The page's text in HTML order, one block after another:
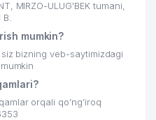
MIRZO-ULUG'BEK tumani,
B.
mumkin?
bizning veb-saytimizdagi
orqali qo’ng’iroq